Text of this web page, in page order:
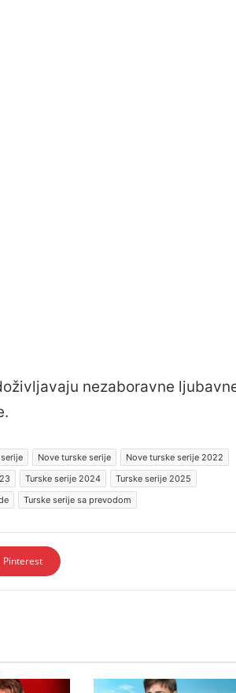
nezaboravne
Nove turske serije
Nove turske serije 2022
Turske serije 2024
Turske serije 2025
Turske serije sa prevodom
Pinterest